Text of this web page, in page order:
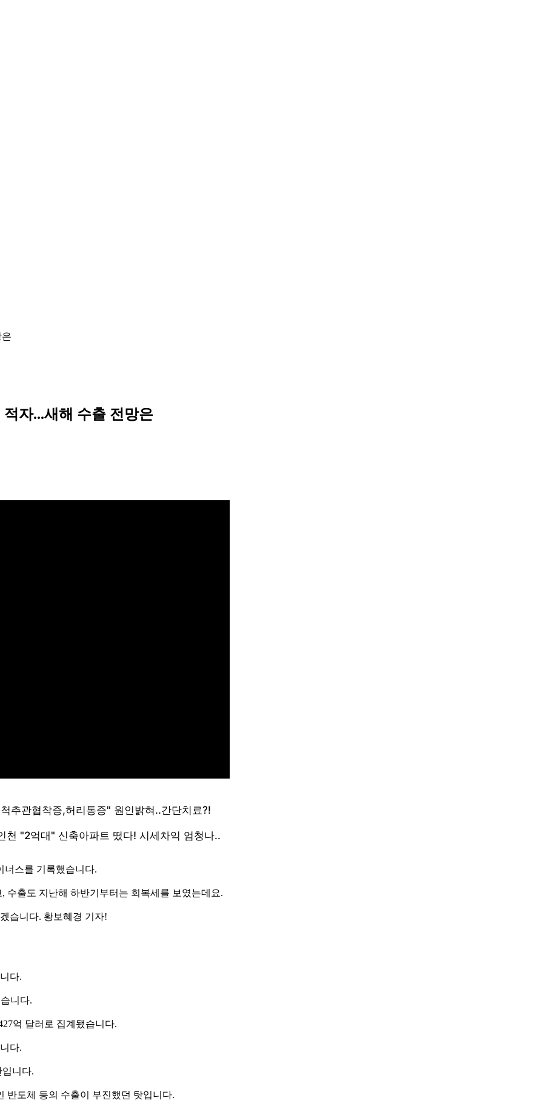
자...새해 수출 전망은
너스를 기록했습니다.
수출도 지난해 하반기부터는 회복세를 보였는데요.
습니다. 황보혜경 기자!
다.
니다.
억 달러로 집계됐습니다.
다.
입니다.
반도체 등의 수출이 부진했던 탓입니다.